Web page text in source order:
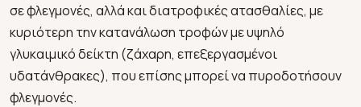
σε φλεγμονές, αλλά και διατροφικές ατασθαλίες, με
κυριότερη την κατανάλωση τροφών με υψηλό
γλυκαιμικό δείκτη (ζάχαρη, επεξεργασμένοι
υδατάνθρακες), που επίσης μπορεί να πυροδοτήσουν
φλεγμονές.